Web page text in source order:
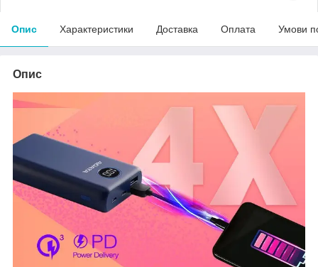
Опис Характеристики Доставка Оплата Умови
Опис